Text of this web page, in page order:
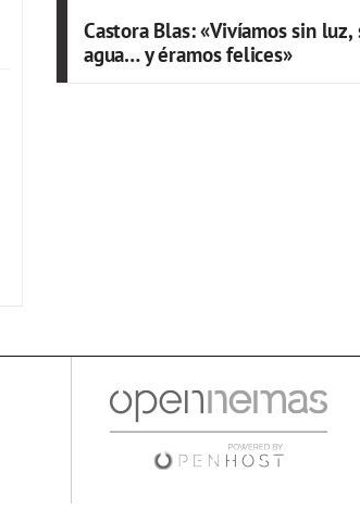
Castora Blas: «Vivíamos sin luz,
agua… y éramos felices»